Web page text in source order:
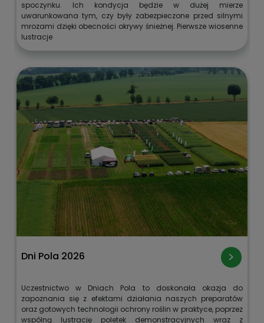
spoczynku. Ich kondycja będzie w dużej mierze
uwarunkowana tym, czy były zabezpieczone przed silnymi
mrozami dzięki obecności okrywy śnieżnej. Pierwsze wiosenne
lustracje
Dni Pola 2026
Uczestnictwo w Dniach Pola to doskonała okazja do
zapoznania się z efektami działania naszych preparatów
oraz gotowych technologii ochrony roślin w praktyce, poprzez
wspólną lustrację poletek demonstracyjnych wraz z